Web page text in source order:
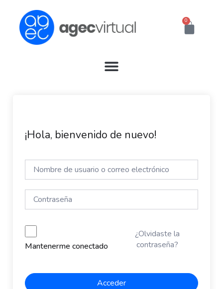
contenido
0
Cart
¡Hola, bienvenido de nuevo!
Mantenerme conectado
¿Olvidaste la
contraseña?
Acceder